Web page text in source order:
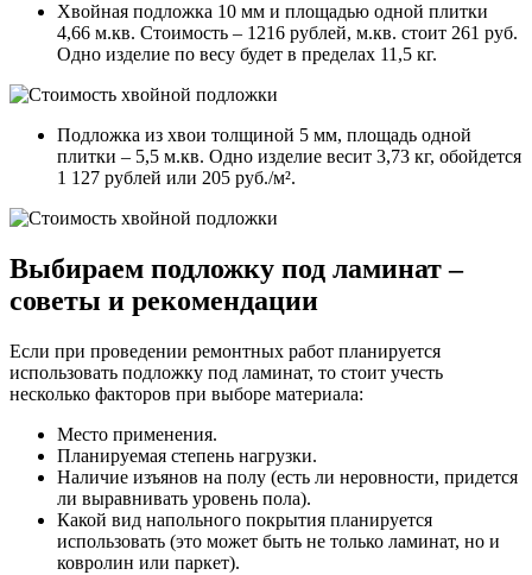
Хвойная подложка 10 мм и площадью одной плитки
4,66 м.кв. Стоимость – 1216 рублей, м.кв. стоит 261 руб.
Одно изделие по весу будет в пределах 11,5 кг.
Подложка из хвои толщиной 5 мм, площадь одной
плитки – 5,5 м.кв. Одно изделие весит 3,73 кг, обойдется
1 127 рублей или 205 руб./м².
Выбираем подложку под ламинат –
советы и рекомендации
Если при проведении ремонтных работ планируется
использовать подложку под ламинат, то стоит учесть
несколько факторов при выборе материала:
Место применения.
Планируемая степень нагрузки.
Наличие изъянов на полу (есть ли неровности, придется
ли выравнивать уровень пола).
Какой вид напольного покрытия планируется
использовать (это может быть не только ламинат, но и
ковролин или паркет).